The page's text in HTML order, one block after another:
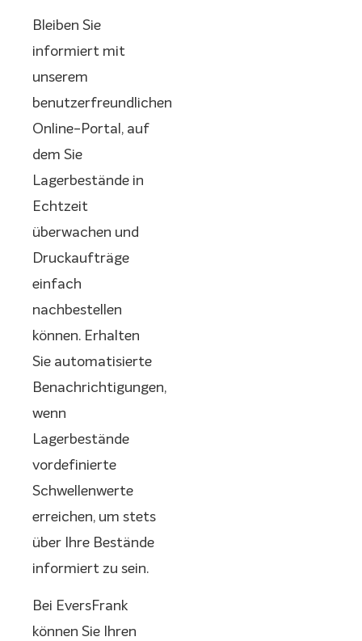
Bleiben Sie
informiert mit
unserem
benutzerfreundlichen
Online-Portal, auf
dem Sie
Lagerbestände in
Echtzeit
überwachen und
Druckaufträge
einfach
nachbestellen
können. Erhalten
Sie automatisierte
Benachrichtigungen,
wenn
Lagerbestände
vordefinierte
Schwellenwerte
erreichen, um stets
über Ihre Bestände
informiert zu sein.
Bei EversFrank
können Sie Ihren